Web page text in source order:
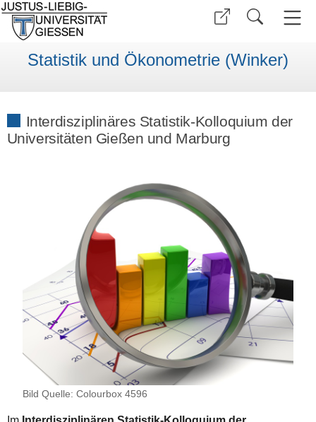
Statistik und Ökonometrie (Winker)
Interdisziplinäres Statistik-Kolloquium der
Universitäten Gießen und Marburg
Bild Quelle: Colourbox 4596